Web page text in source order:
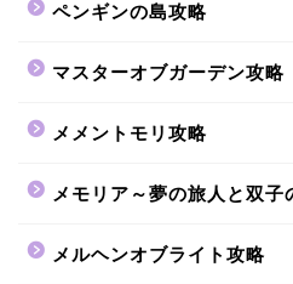
ペンギンの島攻略
マスターオブガーデン攻略
メメントモリ攻略
メモリア～夢の旅人と双子
メルヘンオブライト攻略